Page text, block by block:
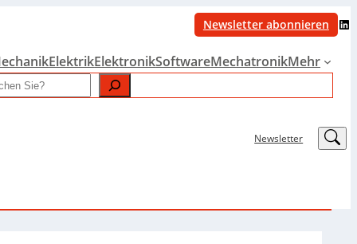
Newsletter abonnieren LinkedIn
ElektrikElektronikSoftwareMechatronikMehr
Newsletter LinkedIn